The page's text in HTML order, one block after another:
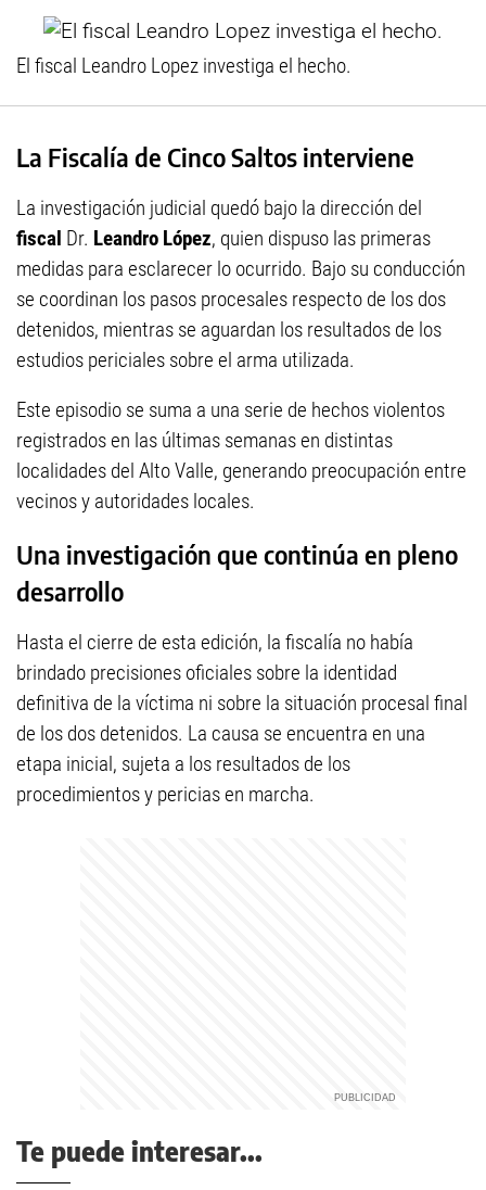
El fiscal Leandro Lopez investiga el hecho.
La Fiscalía de Cinco Saltos interviene
La investigación judicial quedó bajo la dirección del
fiscal Dr. Leandro López, quien dispuso las primeras
medidas para esclarecer lo ocurrido. Bajo su conducción
se coordinan los pasos procesales respecto de los dos
detenidos, mientras se aguardan los resultados de los
estudios periciales sobre el arma utilizada.
Este episodio se suma a una serie de hechos violentos
registrados en las últimas semanas en distintas
localidades del Alto Valle, generando preocupación entre
vecinos y autoridades locales.
Una investigación que continúa en pleno
desarrollo
Hasta el cierre de esta edición, la fiscalía no había
brindado precisiones oficiales sobre la identidad
definitiva de la víctima ni sobre la situación procesal final
de los dos detenidos. La causa se encuentra en una
etapa inicial, sujeta a los resultados de los
procedimientos y pericias en marcha.
Te puede interesar...